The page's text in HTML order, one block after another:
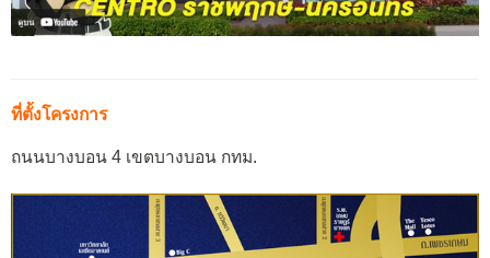
ที่ตั้งโครงการ
ถนนบางบอน 4 เขตบางบอน กทม.